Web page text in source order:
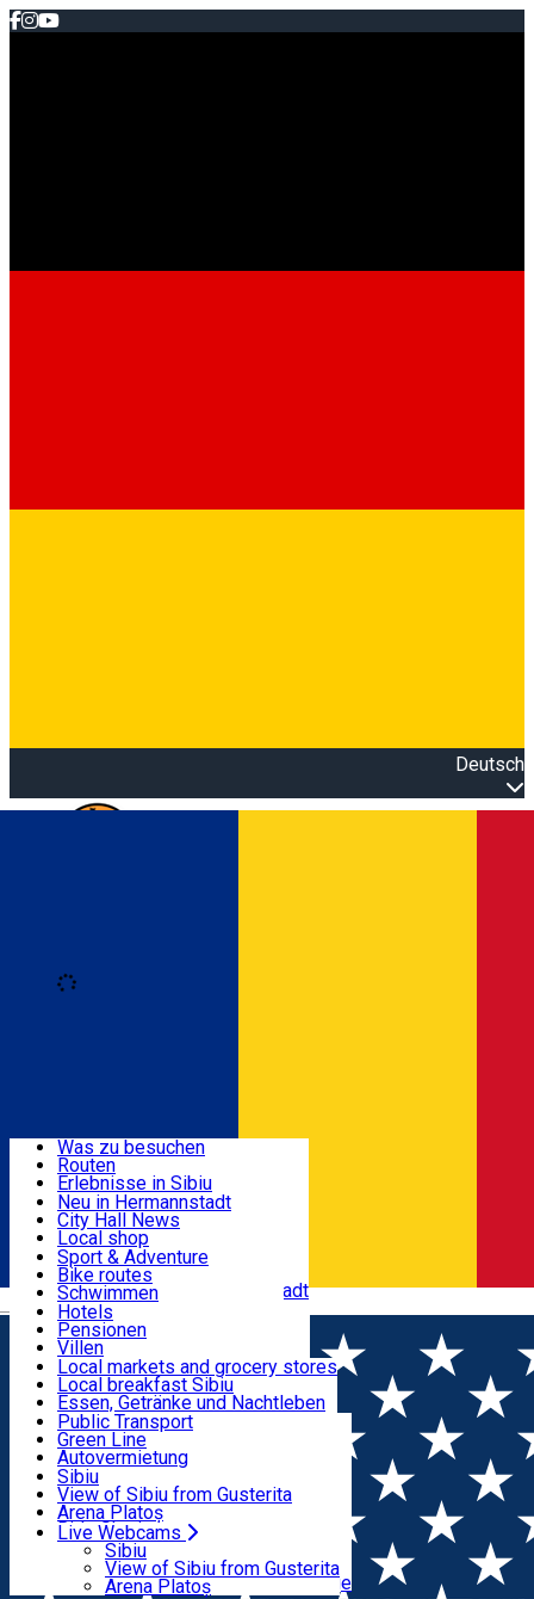
Deutsch
Română
Nützliche informationen
Aktivitäten & Abenteuer
Unterkunft
Essen, Getränke & Nachtleben
Transport & Parken
Live Webcams
Was zu besuchen
Routen
Erlebnisse in Sibiu
Podcast
Kultur
Museen
Kirchen
Parks, Zoo
Im Umkreis von Hermannstadt
Neu in Hermannstadt
City Hall News
Local shop
Sibiu Handwerker
Sibiul Verde
Public services
Bildung
Wie komme ich nach Sibiu?
Touristeninfo
Reiseführer
Guided tours
Local publication
Schönheitssalon
Sport & Adventure
Bike routes
Schwimmen
Reiten
Fitnessstudio
Loc de joacă indoor
Loc de joacă outdoor
Ski
Eislaufen
Yoga
Hotels
Pensionen
Villen
Hostels
Motels
Camping
Zimmer zu vermieten
Wohnungen
Unterkunft außerhalb von Sibiu
Local markets and grocery stores
Local breakfast Sibiu
Essen, Getränke und Nachtleben
Pizza
Fast Food
Kaffeestube
Konditorei
Pub, Bar
Nachtclubs
Bäckerei
Public Transport
Green Line
Autovermietung
Fahrad verleih
Scooter rentals
Taxi
Ride Sharing
Park-Tickets
Parkplätze
Ladestationen für Elektrofahrzeuge
Sibiu
View of Sibiu from Gusterita
Arena Platoș
Live Webcams
Sibiu
View of Sibiu from Gusterita
Arena Platoș
Home Places
Mikroterrassen: der neue Sommertrend
in Hermannstadt